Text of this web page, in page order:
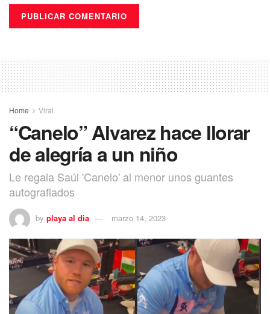
Home Viral
“Canelo” Alvarez hace llorar
de alegría a un niño
Le regala Saúl 'Canelo' al menor unos guantes
autografiados
by playa al dia marzo 14, 2023